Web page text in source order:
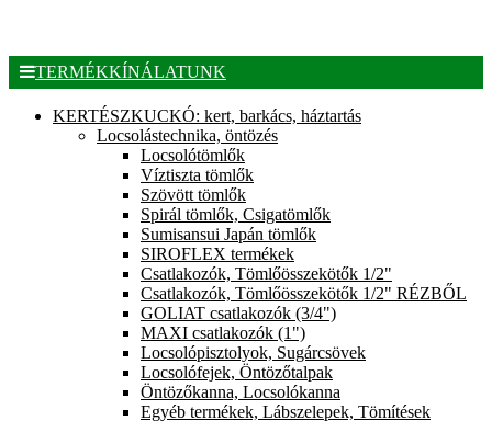
TERMÉKKÍNÁLATUNK
KERTÉSZKUCKÓ: kert, barkács, háztartás
Locsolástechnika, öntözés
Locsolótömlők
Víztiszta tömlők
Szövött tömlők
Spirál tömlők, Csigatömlők
Sumisansui Japán tömlők
SIROFLEX termékek
Csatlakozók, Tömlőösszekötők 1/2"
Csatlakozók, Tömlőösszekötők 1/2" RÉZBŐL
GOLIAT csatlakozók (3/4")
MAXI csatlakozók (1")
Locsolópisztolyok, Sugárcsövek
Locsolófejek, Öntözőtalpak
Öntözőkanna, Locsolókanna
Egyéb termékek, Lábszelepek, Tömítések